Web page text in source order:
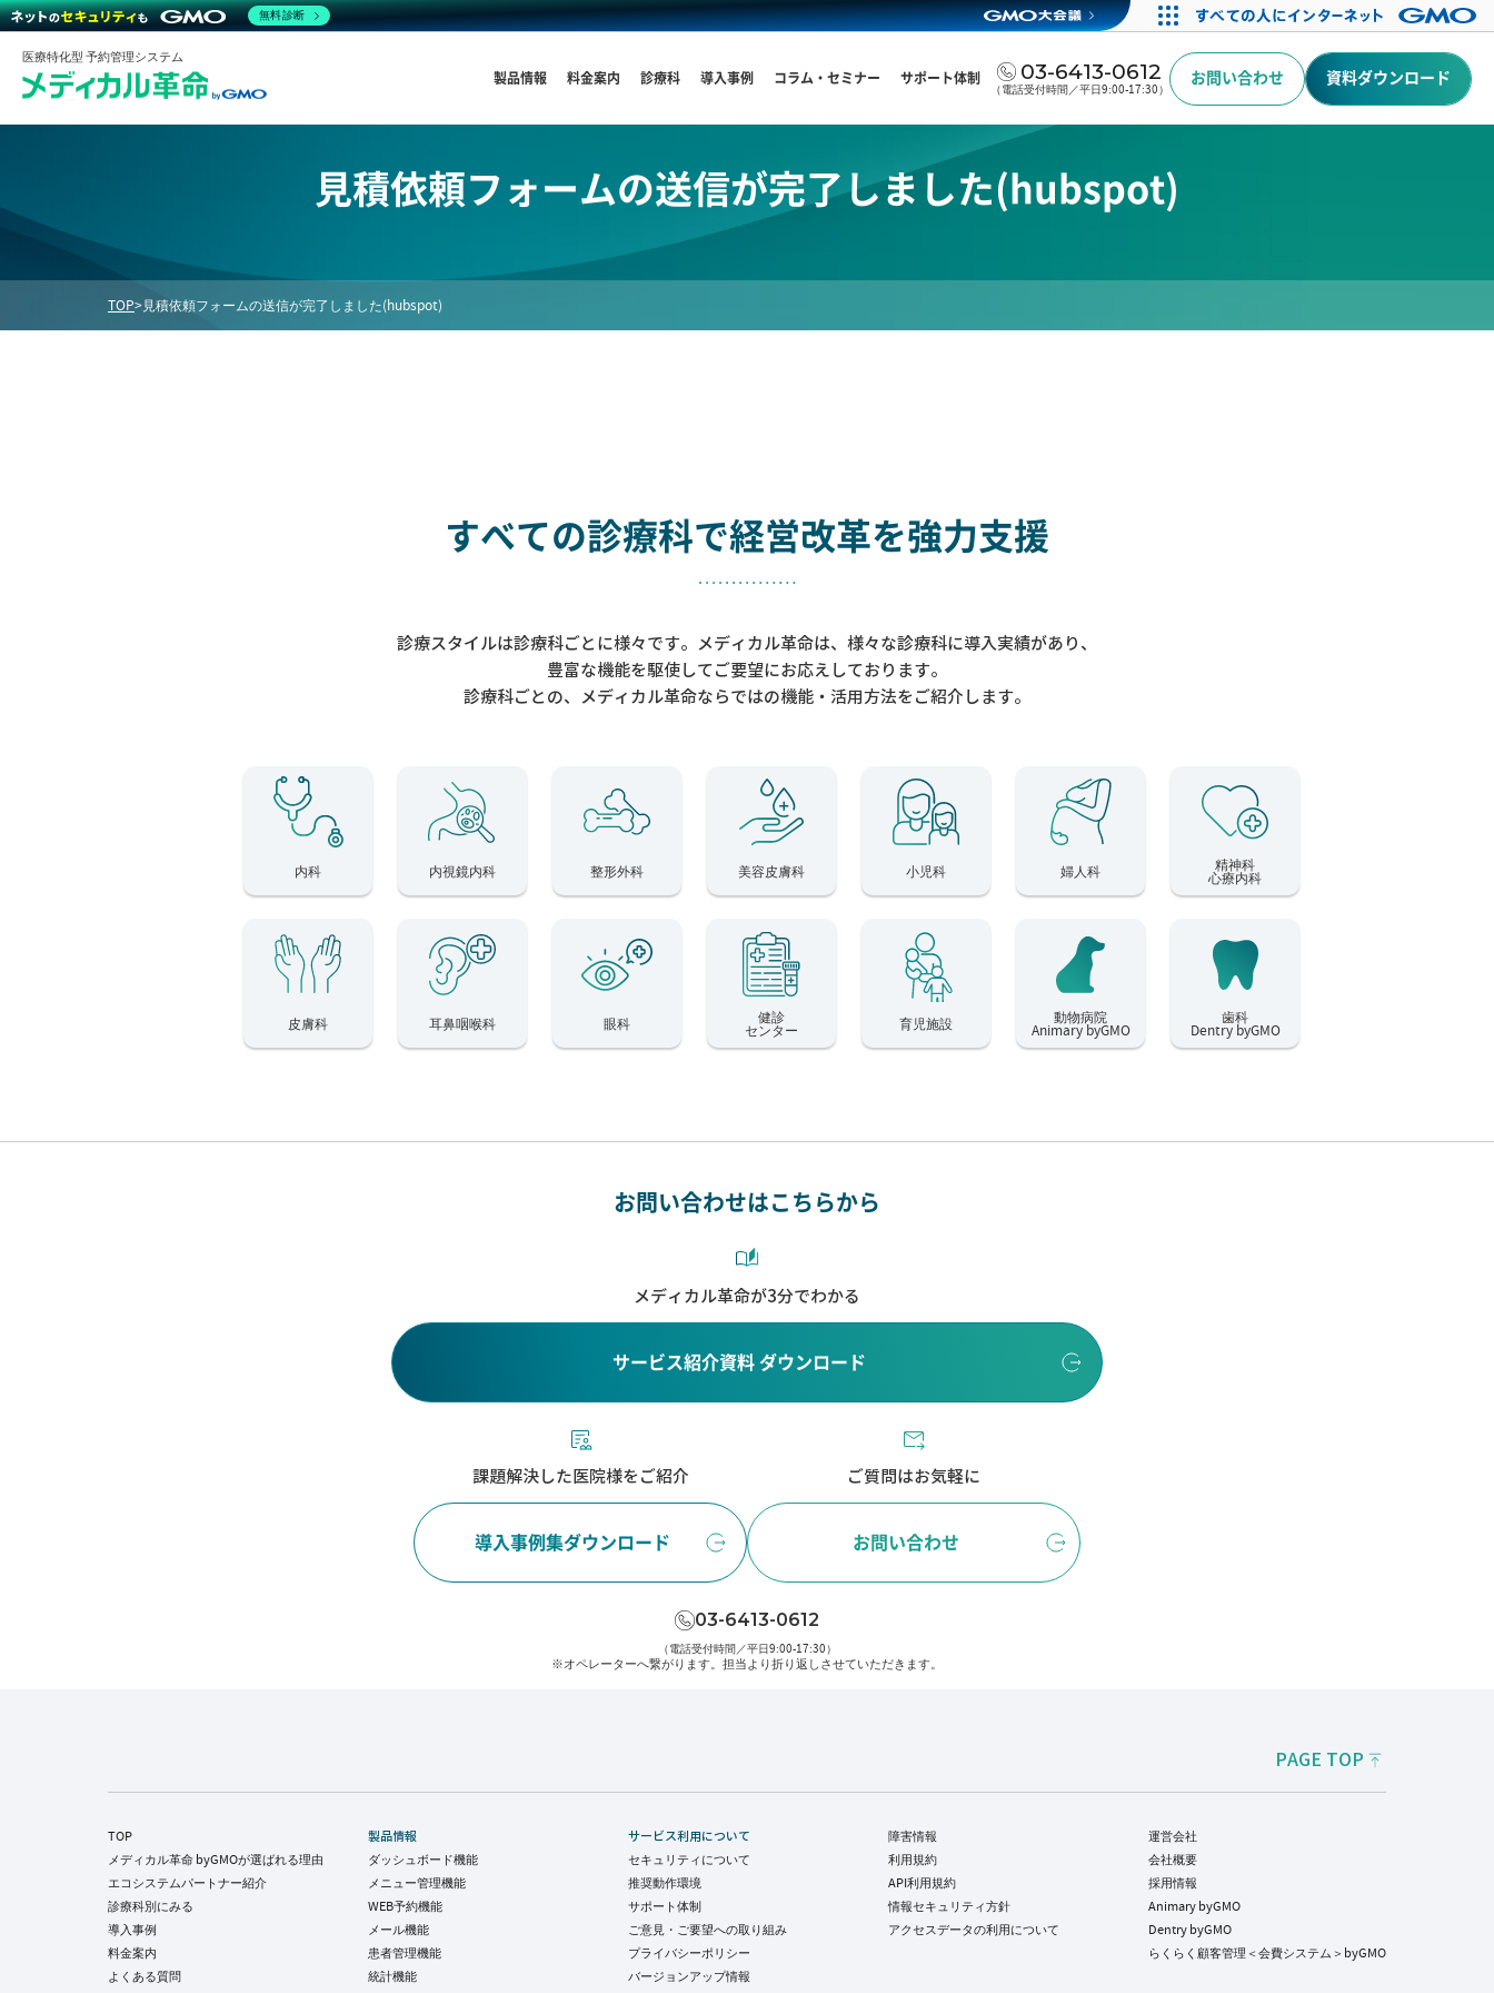
医療特化型 予約管理システム
製品情報 料金案内 診療科 導入事例 コラム・セミナー サポート体制 03-6413-0612
（電話受付時間／平日9:00-17:30）
お問い合わせ 資料ダウンロード
見積依頼フォームの送信が完了しました(hubspot)
TOP>見積依頼フォームの送信が完了しました(hubspot)
すべての診療科で経営改革を強力支援
診療スタイルは診療科ごとに様々です。メディカル革命は、様々な診療科に導入実績があり、
豊富な機能を駆使してご要望にお応えしております。
診療科ごとの、メディカル革命ならではの機能・活用方法をご紹介します。
内科 内視鏡内科 整形外科 美容皮膚科 小児科 婦人科
精神科
心療内科
皮膚科 耳鼻咽喉科 眼科
健診
センター
育児施設
動物病院
Animary byGMO
歯科
Dentry byGMO
お問い合わせはこちらから
メディカル革命が3分でわかる
サービス紹介資料 ダウンロード
課題解決した医院様をご紹介
導入事例集ダウンロード
ご質問はお気軽に
お問い合わせ
03-6413-0612
（電話受付時間／平日9:00-17:30）
※オペレーターへ繋がります。 担当より折り返しさせていただきます。
PAGE TOP
TOP
メディカル革命 byGMOが選ばれる理由
エコシステムパートナー紹介
診療科別にみる
導入事例
料金案内
よくある質問
製品情報
ダッシュボード機能
メニュー管理機能
WEB予約機能
メール機能
患者管理機能
統計機能
サービス利用について
セキュリティについて
推奨動作環境
サポート体制
ご意見・ご要望への取り組み
プライバシーポリシー
バージョンアップ情報
障害情報
利用規約
API利用規約
情報セキュリティ方針
アクセスデータの利用について
運営会社
会社概要
採用情報
Animary byGMO
Dentry byGMO
らくらく顧客管理＜会費システム＞byGMO
無料診断